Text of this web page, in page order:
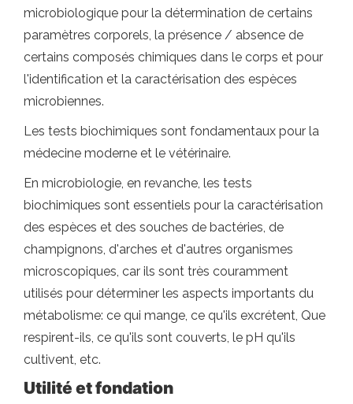
microbiologique pour la détermination de certains
paramètres corporels, la présence / absence de
certains composés chimiques dans le corps et pour
l'identification et la caractérisation des espèces
microbiennes.
Les tests biochimiques sont fondamentaux pour la
médecine moderne et le vétérinaire.
En microbiologie, en revanche, les tests
biochimiques sont essentiels pour la caractérisation
des espèces et des souches de bactéries, de
champignons, d'arches et d'autres organismes
microscopiques, car ils sont très couramment
utilisés pour déterminer les aspects importants du
métabolisme: ce qui mange, ce qu'ils excrétent, Que
respirent-ils, ce qu'ils sont couverts, le pH qu'ils
cultivent, etc.
Utilité et fondation